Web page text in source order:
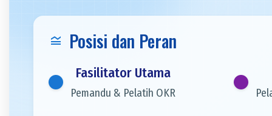
legend_toggle Posisi dan Peran
Fasilitator Utama
Pemandu & Pelatih OKR